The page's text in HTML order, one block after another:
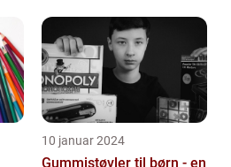
10 januar 2024
Gummistøvler til børn - en